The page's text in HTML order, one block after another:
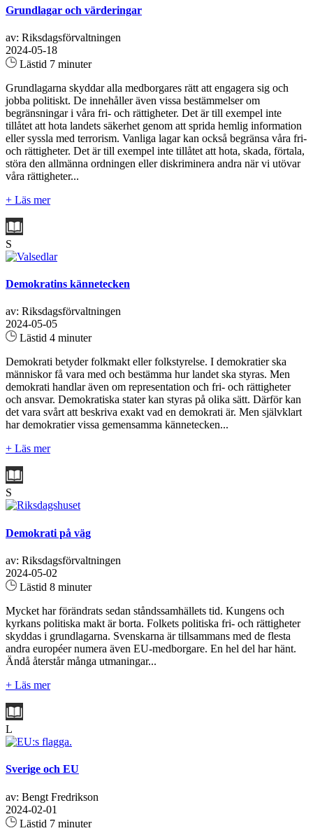
Grundlagar och värderingar
av: Riksdagsförvaltningen
2024-05-18
Lästid 7 minuter
Grundlagarna skyddar alla medborgares rätt att engagera sig och
jobba politiskt. De innehåller även vissa bestämmelser om
begränsningar i våra fri- och rättigheter. Det är till exempel inte
tillåtet att hota landets säkerhet genom att sprida hemlig information
eller syssla med terrorism. Vanliga lagar kan också begränsa våra fri-
och rättigheter. Det är till exempel inte tillåtet att hota, skada, förtala,
störa den allmänna ordningen eller diskriminera andra när vi utövar
våra rättigheter...
+ Läs mer
S
Demokratins kännetecken
av: Riksdagsförvaltningen
2024-05-05
Lästid 4 minuter
Demokrati betyder folkmakt eller folkstyrelse. I demokratier ska
människor få vara med och bestämma hur landet ska styras. Men
demokrati handlar även om representation och fri- och rättigheter
och ansvar. Demokratiska stater kan styras på olika sätt. Därför kan
det vara svårt att beskriva exakt vad en demokrati är. Men självklart
har demokratier vissa gemensamma kännetecken...
+ Läs mer
S
Demokrati på väg
av: Riksdagsförvaltningen
2024-05-02
Lästid 8 minuter
Mycket har förändrats sedan ståndssamhällets tid. Kungens och
kyrkans politiska makt är borta. Folkets politiska fri- och rättigheter
skyddas i grundlagarna. Svenskarna är tillsammans med de flesta
andra européer numera även EU-medborgare. En hel del har hänt.
Ändå återstår många utmaningar...
+ Läs mer
L
Sverige och EU
av: Bengt Fredrikson
2024-02-01
Lästid 7 minuter